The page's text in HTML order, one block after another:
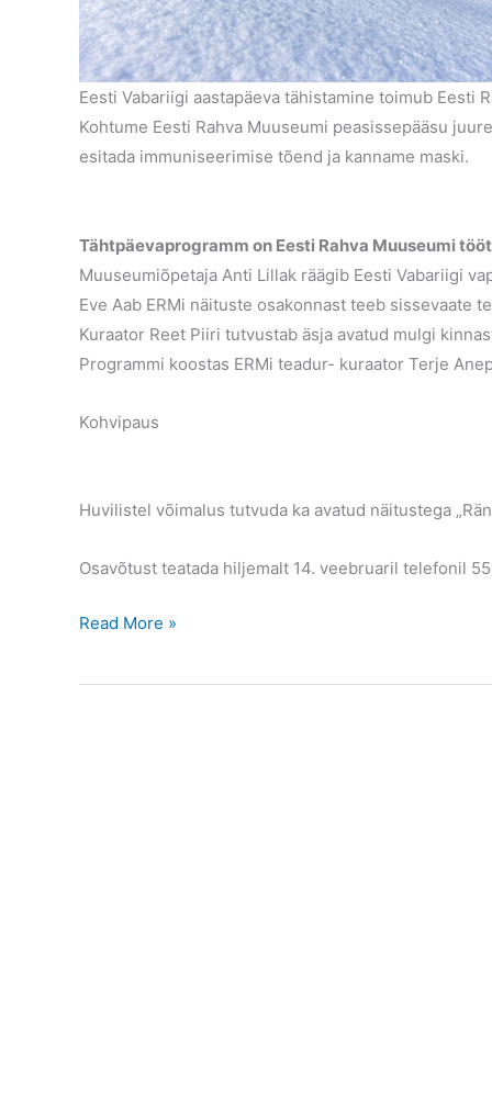
Eesti Vabariigi aastapäeva tähistamine toimub Eesti
Kohtume Eesti Rahva Muuseumi peasissepääsu
esitada immuniseerimise tõend ja kanname maski.
Tähtpäevaprogramm on Eesti Rahva Muuseumi
Muuseumiõpetaja Anti Lillak räägib Eesti Vabariigi
Eve Aab ERMi näituste osakonnast teeb sissevaate
Kuraator Reet Piiri tutvustab äsja avatud mulgi
Programmi koostas ERMi teadur- kuraator Terje
Kohvipaus
Huvilistel võimalus tutvuda ka avatud näitustega
Osavõtust teatada hiljemalt 14. veebruaril telefonil
Tähistame
Vabariigi
Read More »